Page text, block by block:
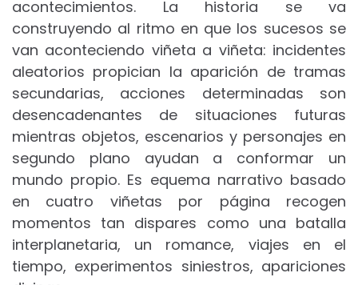
acontecimientos. La historia se va
construyendo al ritmo en que los sucesos se
van aconteciendo viñeta a viñeta: incidentes
aleatorios propician la aparición de tramas
secundarias, acciones determinadas son
desencadenantes de situaciones futuras
mientras objetos, escenarios y personajes en
segundo plano ayudan a conformar un
mundo propio. Es equema narrativo basado
en cuatro viñetas por página recogen
momentos tan dispares como una batalla
interplanetaria, un romance, viajes en el
tiempo, experimentos siniestros, apariciones